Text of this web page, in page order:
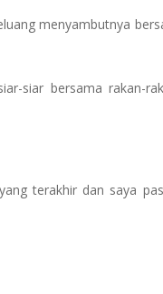
menyambutnya
siar bersama rakan-
terakhir dan saya